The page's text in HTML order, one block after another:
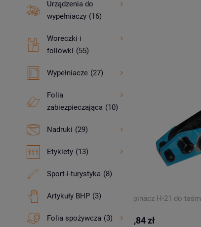
Urządzenia do
wypełniaczy (16)
Woreczki i
foliówki (55)
Wypełniacze (27)
Folia
zabiezpieczająca (10)
Nadruki (29)
Etykiety (13)
Sport-i-turystyka (8)
Artykuły BHP (3)
Folia spożywcza (3)
POLIESTROWEJ PET Napinacz H-21 do
75,84 zł